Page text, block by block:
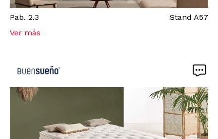
Pab. 2.3 Stand A57
Ver más